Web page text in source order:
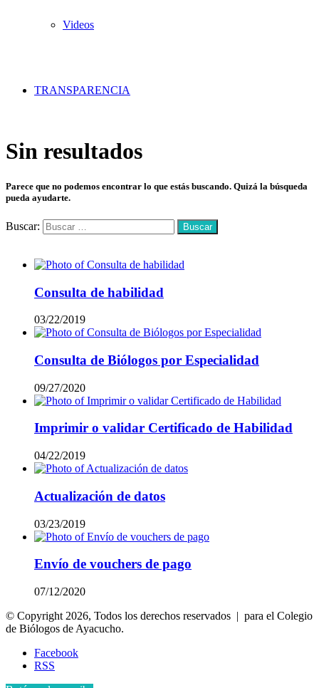
Videos
TRANSPARENCIA
Sin resultados
Parece que no podemos encontrar lo que estás buscando. Quizá la búsqueda
pueda ayudarte.
Buscar:
Consulta de habilidad
03/22/2019
Consulta de Biólogos por Especialidad
09/27/2020
Imprimir o validar Certificado de Habilidad
04/22/2019
Actualización de datos
03/23/2019
Envío de vouchers de pago
07/12/2020
© Copyright 2026, Todos los derechos reservados | para el Colegio
de Biólogos de Ayacucho.
Facebook
RSS